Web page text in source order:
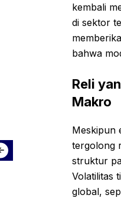
kembali
di sektor
bahwa
Reli
Makro
Meskipun
tergolong
struktur
Volatilitas
global,